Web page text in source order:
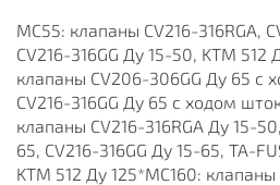
MC55: клапаны CV216-316RGA,
CV216-316GG Ду 15-50, KTM 512
клапаны CV206-306GG Ду 65 с
CV216-316GG Ду 65 с ходом
клапаны CV216-316RGA Ду 15-
65, CV216-316GG Ду 15-65, TA-
KTM 512 Ду 125*MC160: